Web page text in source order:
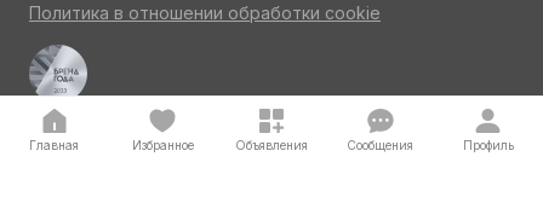
Политика в отношении обработки cookie
Куфар Авто — одна из ведущих площадок об авто
по итогам потребительского голосования на конкурсе
«Бренд года» 2023
Главная Избранное Объявления Сообщения Профиль